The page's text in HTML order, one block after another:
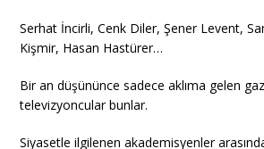
Serhat İncirli, Cenk Diler, Şener Levent,
Kişmir, Hasan Hastürer…
Bir an düşününce sadece aklıma gelen
televizyoncular bunlar.
Siyasetle ilgilenen akademisyenler